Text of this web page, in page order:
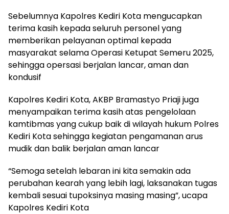
Sebelumnya Kapolres Kediri Kota mengucapkan
terima kasih kepada seluruh personel yang
memberikan pelayanan optimal kepada
masyarakat selama Operasi Ketupat Semeru 2025,
sehingga opersasi berjalan lancar, aman dan
kondusif
Kapolres Kediri Kota, AKBP Bramastyo Priaji juga
menyampaikan terima kasih atas pengelolaan
kamtibmas yang cukup baik di wilayah hukum Polres
Kediri Kota sehingga kegiatan pengamanan arus
mudik dan balik berjalan aman lancar
“Semoga setelah lebaran ini kita semakin ada
perubahan kearah yang lebih lagi, laksanakan tugas
kembali sesuai tupoksinya masing masing”, ucapa
Kapolres Kediri Kota